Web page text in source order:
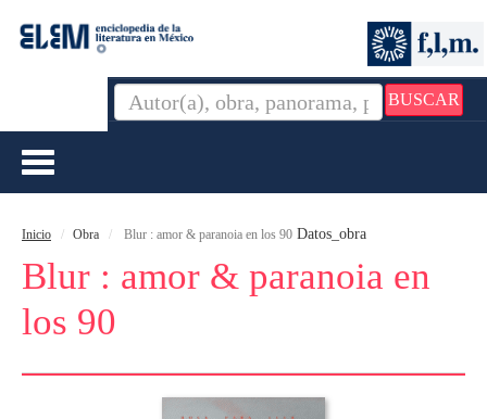
BUSCAR
Toggle
Inicio Obra Blur : amor & paranoia en los 90 Datos_obra
Blur : amor & paranoia en
los 90